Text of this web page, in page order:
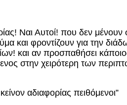
Ναι Αυτοί! που δεν
και φροντίζουν για την
και αν προσπαθήσει
στην χειρότερη των
αδιαφορίας πειθόμενοι”